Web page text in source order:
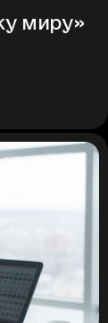
миру»